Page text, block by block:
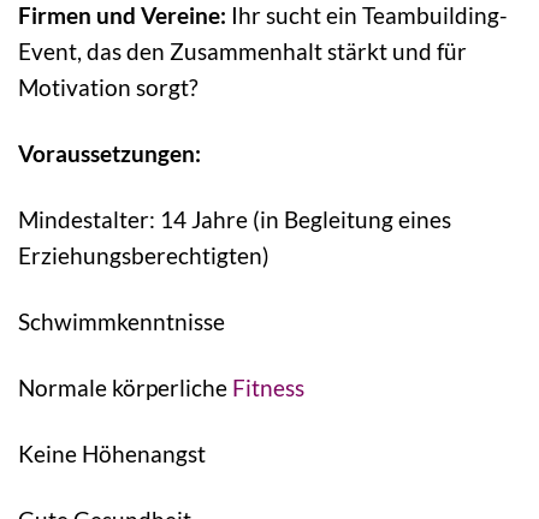
Firmen und Vereine: Ihr sucht ein Teambuilding-
Event, das den Zusammenhalt stärkt und für
Motivation sorgt?
Voraussetzungen:
Mindestalter: 14 Jahre (in Begleitung eines
Erziehungsberechtigten)
Schwimmkenntnisse
Normale körperliche Fitness
Keine Höhenangst